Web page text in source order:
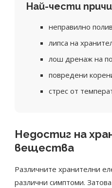
Най-чести
неправилно
липса на
лош дренаж на
повредени
стрес от
Недостиг на
вещества
Различните хранителни
различни симптоми.